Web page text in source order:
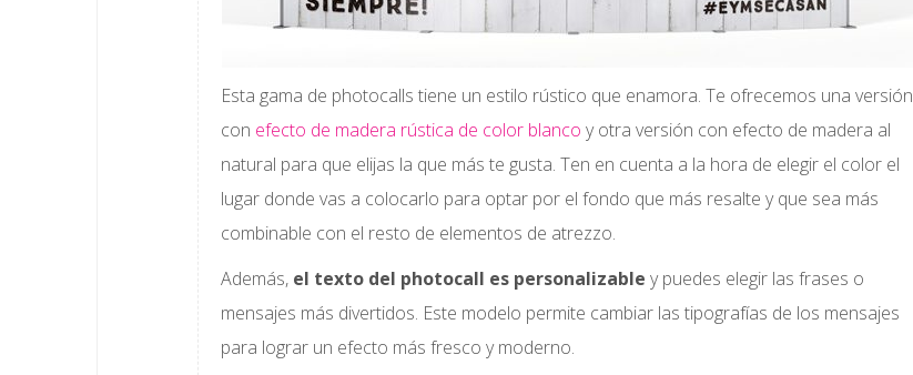
Esta gama de photocalls tiene un estilo rústico que enamora. Te ofrecemos una versión
con efecto de madera rústica de color blanco y otra versión con efecto de madera al
natural para que elijas la que más te gusta. Ten en cuenta a la hora de elegir el color el
lugar donde vas a colocarlo para optar por el fondo que más resalte y que sea más
combinable con el resto de elementos de atrezzo.
Además, el texto del photocall es personalizable y puedes elegir las frases o
mensajes más divertidos. Este modelo permite cambiar las tipografías de los mensajes
para lograr un efecto más fresco y moderno.